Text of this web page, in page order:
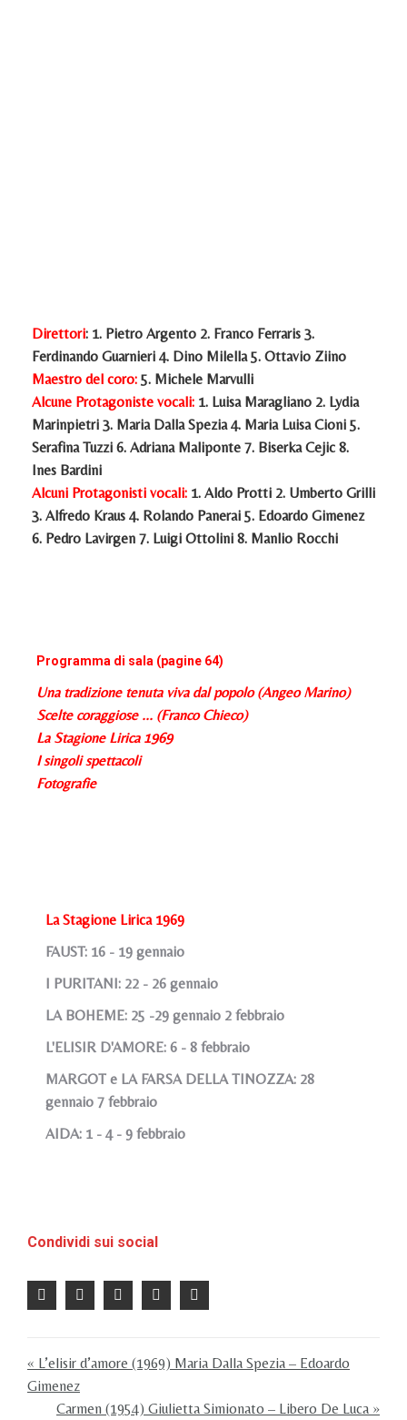
Direttori: 1. Pietro Argento 2. Franco Ferraris 3.
Ferdinando Guarnieri 4. Dino Milella 5. Ottavio Ziino
Maestro del coro: 5. Michele Marvulli
Alcune Protagoniste vocali: 1. Luisa Maragliano 2. Lydia
Marinpietri 3. Maria Dalla Spezia 4. Maria Luisa Cioni 5.
Serafina Tuzzi 6. Adriana Maliponte 7. Biserka Cejic 8.
Ines Bardini
Alcuni Protagonisti vocali: 1. Aldo Protti 2. Umberto Grilli
3. Alfredo Kraus 4. Rolando Panerai 5. Edoardo Gimenez
6. Pedro Lavirgen 7. Luigi Ottolini 8. Manlio Rocchi
Programma di sala (pagine 64)
Una tradizione tenuta viva dal popolo (Angeo Marino)
Scelte coraggiose ... (Franco Chieco)
La Stagione Lirica 1969
I singoli spettacoli
Fotografie
La Stagione Lirica 1969
FAUST: 16 - 19 gennaio
I PURITANI: 22 - 26 gennaio
LA BOHEME: 25 -29 gennaio 2 febbraio
L'ELISIR D'AMORE: 6 - 8 febbraio
MARGOT e LA FARSA DELLA TINOZZA: 28
gennaio 7 febbraio
AIDA: 1 - 4 - 9 febbraio
Condividi sui social
« L’elisir d’amore (1969) Maria Dalla Spezia – Edoardo
Gimenez
Carmen (1954) Giulietta Simionato – Libero De Luca »